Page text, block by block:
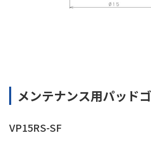
メンテナンス用パッド
VP15RS-SF